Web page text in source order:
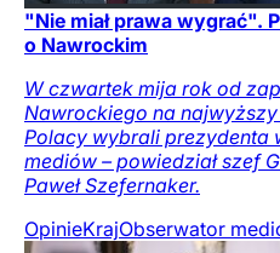
"Nie miał prawa wygrać".
o Nawrockim
W czwartek mija rok od
Nawrockiego na
Polacy wybrali prezydenta
mediów – powiedział szef
Paweł Szefernaker.
OpinieKrajObserwator